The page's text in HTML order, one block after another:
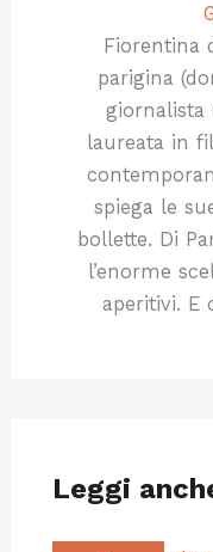
Fiorentina
parigina
giornalista
laureata in
spiega le
bollette. Di
l’enorme
aperitivi. E
Leggi